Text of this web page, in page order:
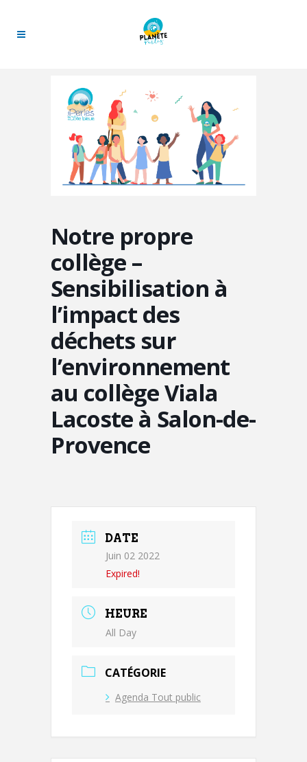
Notre propre
collège –
Sensibilisation à
l’impact des
déchets sur
l’environnement
au collège Viala
Lacoste à Salon-de-
Provence
DATE
Juin 02 2022
Expired!
HEURE
All Day
CATÉGORIE
Agenda Tout public